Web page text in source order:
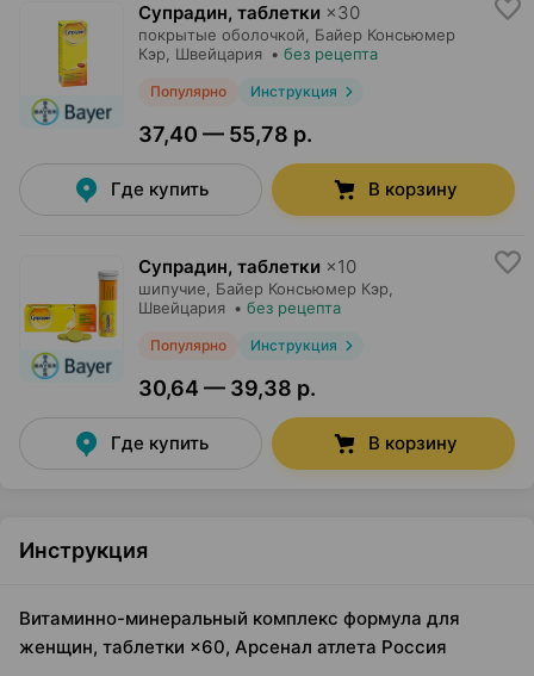
Супрадин, таблетки ×30
покрытые оболочкой,
Байер Консьюмер
Кэр , Швейцария • без рецепта
Популярно Инструкция
37,40 — 55,78 р.
Где купить В корзину
Супрадин, таблетки ×10
шипучие, Байер Консьюмер Кэр
Швейцария • без рецепта
Популярно Инструкция
30,64 — 39,38 р.
Где купить В корзину
Инструкция
Витаминно-минеральный комплекс формула для
женщин, таблетки ×60, Арсенал атлета Россия